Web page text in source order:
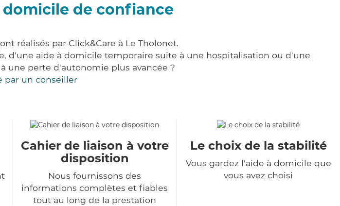
domicile de confiance
réalisés par Click&Care à Le Tholonet.
d'une aide à domicile temporaire suite à une hospitalisation ou d'une
une perte d'autonomie plus avancée ?
par un conseiller
Cahier de liaison à votre
disposition
Nous fournissons des
informations complètes et fiables
tout au long de la prestation
Le choix de la stabilité
Vous gardez l'aide à domicile que
vous avez choisi